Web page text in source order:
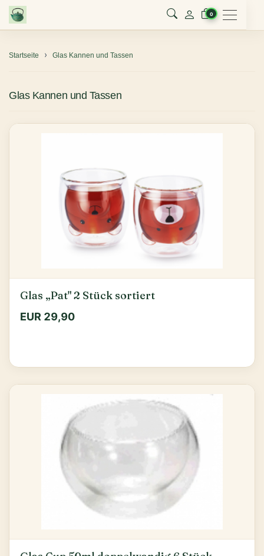
0 Menu
Startseite Glas Kannen und Tassen
Glas Kannen und Tassen
Glas „Pat" 2 Stück sortiert
EUR 29,90